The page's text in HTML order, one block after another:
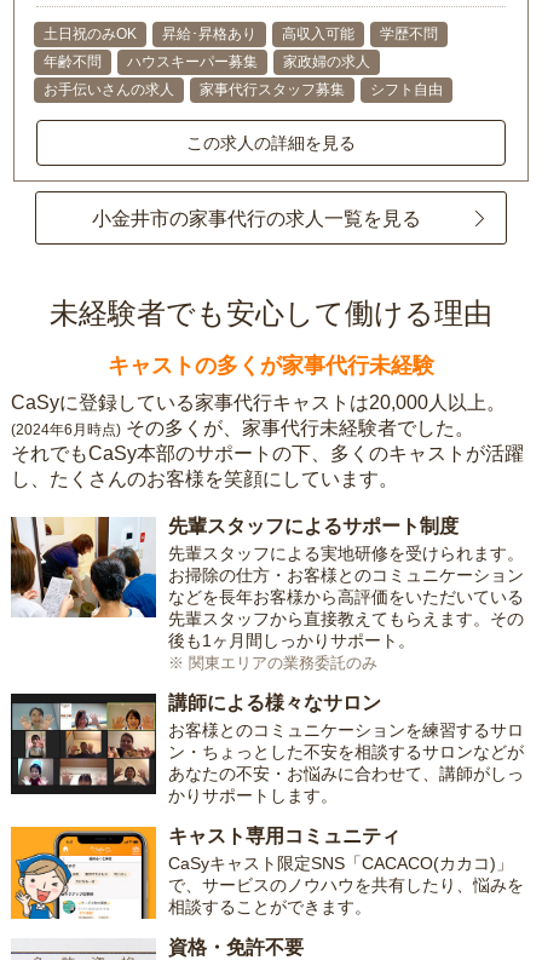
土日祝のみOK 昇給･昇格あり 高収入可能
学歴不問
年齢不問
ハウスキーパー募集
家政婦の求人
お手伝いさんの求人
家事代行スタッフ募集 シフト自由
この求人の詳細を見る
小金井市の家事代行の求人一覧を見る
未経験者でも安心して働ける理由
キャストの多くが家事代行未経験
CaSyに登録している家事代行キャストは20,000人以上。
(2024年6月時点) その多くが、家事代行未経験者でした。
それでもCaSy本部のサポートの下、多くのキャストが活躍
し、たくさんのお客様を笑顔にしています。
先輩スタッフによるサポート制度
先輩スタッフによる実地研修を受けられます。
お掃除の仕方・お客様とのコミュニケーション
などを長年お客様から高評価をいただいている
先輩スタッフから直接教えてもらえます。その
後も1ヶ月間しっかりサポート。
※ 関東エリアの業務委託のみ
講師による様々なサロン
お客様とのコミュニケーションを練習するサロ
ン・ちょっとした不安を相談するサロンなどが
あなたの不安・お悩みに合わせて、講師がしっ
かりサポートします。
キャスト専用コミュニティ
CaSyキャスト限定SNS「CACACO(カカコ)」
で、サービスのノウハウを共有したり、悩みを
相談することができます。
資格・免許不要